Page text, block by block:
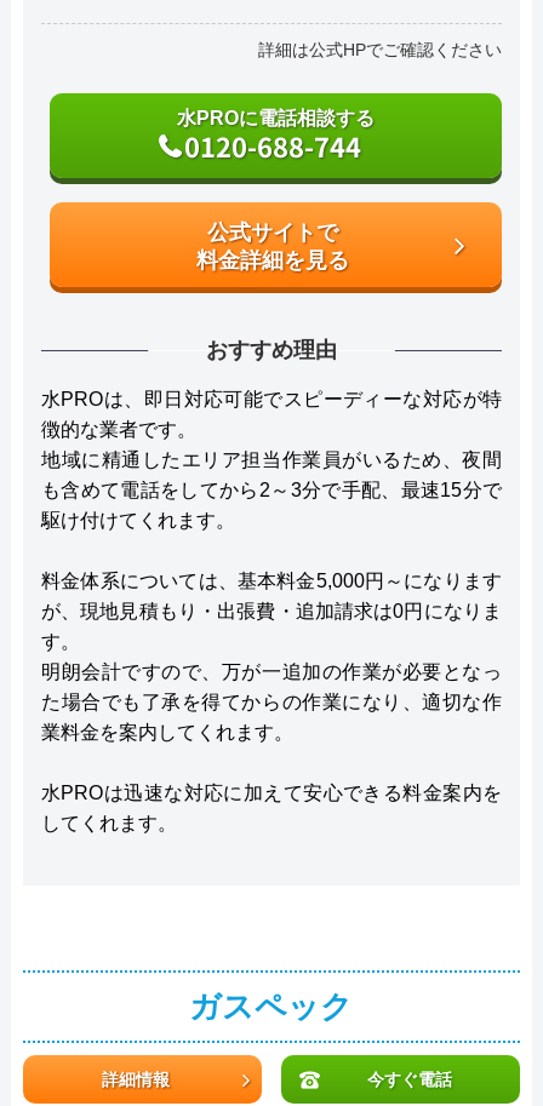
詳細は公式HPでご確認ください
水PROに電話相談する
0120-688-744
公式サイトで
料金詳細を見る
おすすめ理由
水PROは、即日対応可能でスピーディーな対応が特
徴的な業者です。
地域に精通したエリア担当作業員がいるため、夜間
も含めて電話をしてから2～3分で手配、最速15分で
駆け付けてくれます。
料金体系については、基本料金5,000円～になります
が、現地見積もり・出張費・追加請求は0円になりま
す。
明朗会計ですので、万が一追加の作業が必要となっ
た場合でも了承を得てからの作業になり、適切な作
業料金を案内してくれます。
水PROは迅速な対応に加えて安心できる料金案内を
してくれます。
ガスペック
詳細情報 今すぐ電話